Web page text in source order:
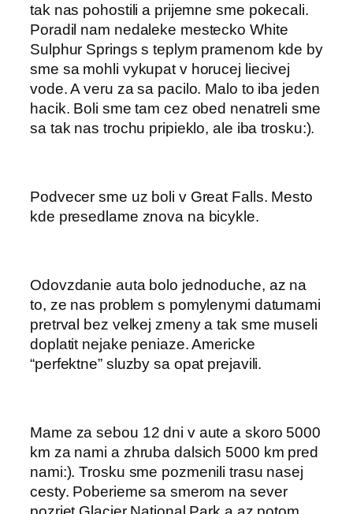
tak nas pohostili a prijemne sme pokecali.
Poradil nam nedaleke mestecko White
Sulphur Springs s teplym pramenom kde by
sme sa mohli vykupat v horucej liecivej
vode. A veru za sa pacilo. Malo to iba jeden
hacik. Boli sme tam cez obed nenatreli sme
sa tak nas trochu pripieklo, ale iba trosku:).
Podvecer sme uz boli v Great Falls. Mesto
kde presedlame znova na bicykle.
Odovzdanie auta bolo jednoduche, az na
to, ze nas problem s pomylenymi datumami
pretrval bez velkej zmeny a tak sme museli
doplatit nejake peniaze. Americke
“perfektne” sluzby sa opat prejavili.
Mame za sebou 12 dni v aute a skoro 5000
km za nami a zhruba dalsich 5000 km pred
nami:). Trosku sme pozmenili trasu nasej
cesty. Poberieme sa smerom na sever